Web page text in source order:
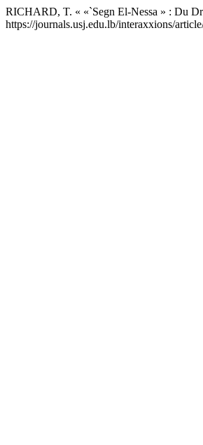
RICHARD, T. « «`Segn El-Nessa » : Du
https://journals.usj.edu.lb/interaxxions/